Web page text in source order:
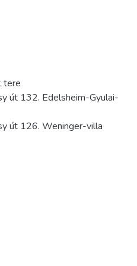
tere
út 132. Edelsheim-Gyulai-
út 126. Weninger-villa